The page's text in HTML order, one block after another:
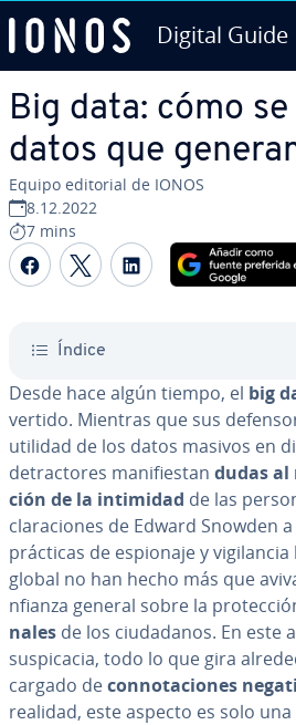
Digital Guide
Big data: cómo
datos que
Equipo editorial de IONOS
8.12.2022
7 mins
Compartir Facebook
Compartir Twitter
Compartir
Índice
Desde hace algún tiempo, el big
ve­r­ti­do. Mientras que sus
utilidad de los datos masivos en
de­tra­c­to­res ma­ni­fie­s­tan dudas al
ción de la intimidad de las
cla­ra­cio­nes de Edward Snowden
prácticas de espionaje y vi­gi­la­n­cia
global no han hecho más que
n­fia­n­za general sobre la
na­les de los ciu­da­da­nos. En este
su­s­pi­ca­cia, todo lo que gira
cargado deco­n­no­ta­cio­nes
realidad, este aspecto es solo